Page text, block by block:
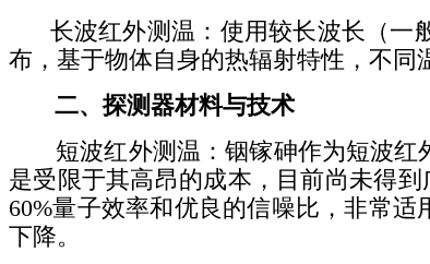
长波红外测温：使用较长波长（一
布，基于物体自身的热辐射特性，不同
二、探测器材料与技术
短波红外测温：铟镓砷作为短波红
是受限于其高昂的成本，目前尚未得
60%量子效率和优良的信噪比，非常
下降。